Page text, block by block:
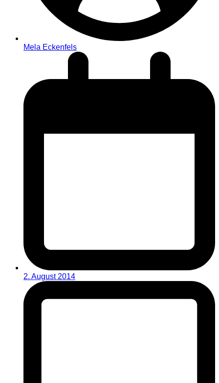
Mela Eckenfels
2. August 2014